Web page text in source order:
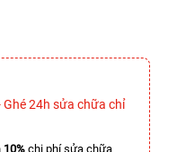
24h sửa chữa chỉ
10% chi phí sửa chữa